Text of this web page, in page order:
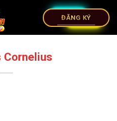
ĐĂNG KÝ
Cornelius